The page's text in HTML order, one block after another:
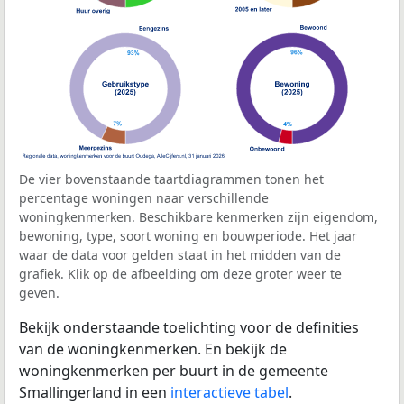
De vier bovenstaande taartdiagrammen tonen het
percentage woningen naar verschillende
woningkenmerken. Beschikbare kenmerken zijn eigendom,
bewoning, type, soort woning en bouwperiode. Het jaar
waar de data voor gelden staat in het midden van de
grafiek. Klik op de afbeelding om deze groter weer te
geven.
Bekijk onderstaande toelichting voor de definities
van de woningkenmerken. En bekijk de
woningkenmerken per buurt in de gemeente
Smallingerland in een interactieve tabel.